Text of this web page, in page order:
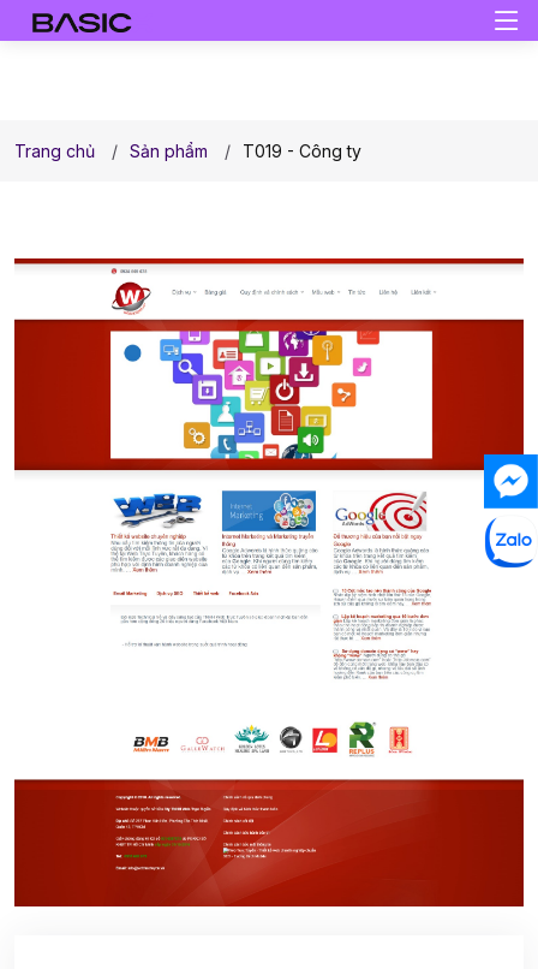
Trang chủ Sản phẩm T019 - Công ty